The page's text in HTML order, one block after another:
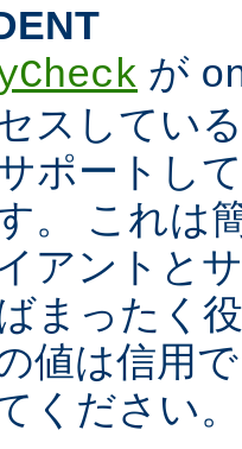
が
スしてい
ポートし
。 これは
アントと
まったく
値は信用
ください。